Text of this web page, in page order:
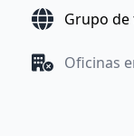
Grupo de
Oficinas